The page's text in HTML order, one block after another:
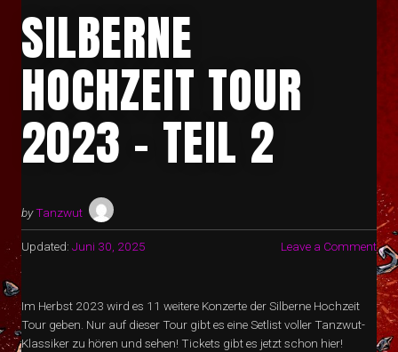
SILBERNE
HOCHZEIT TOUR
2023 – TEIL 2
byTanzwut
Updated: Juni 30, 2025 Leave a Comment
Im Herbst 2023 wird es 11 weitere Konzerte der Silberne Hochzeit
Tour geben. Nur auf dieser Tour gibt es eine Setlist voller Tanzwut-
Klassiker zu hören und sehen! Tickets gibt es jetzt schon hier!